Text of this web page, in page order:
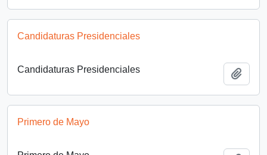
Candidaturas Presidenciales
Candidaturas Presidenciales
Primero de Mayo